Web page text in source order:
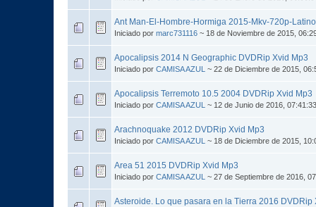
Ant Man-El-Hombre-Hormiga 2015-Mkv-720p-
Iniciado por marc731116 ~ 18 de Noviembre de 2015,
Apocalipsis 2014 N Geographic DVDRip Xvid Mp3
Iniciado por CAMISA AZUL ~ 22 de Diciembre de 2015,
Apocalipsis Terremoto 10.5 2004 DVDRip Xvid Mp3
Iniciado por CAMISA AZUL ~ 12 de Junio de 2016,
Arachnoquake 2012 DVDRip Xvid Mp3
Iniciado por CAMISA AZUL ~ 18 de Diciembre de 2015,
Area 51 2015 DVDRip Xvid Mp3
Iniciado por CAMISA AZUL ~ 27 de Septiembre de 2016,
Asteroide. Lo que pasara en la Tierra 2016 DVDRip